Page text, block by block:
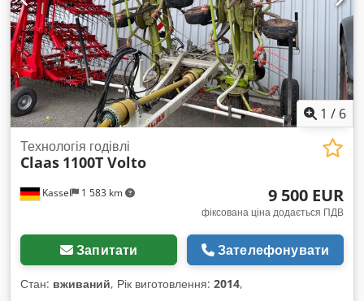
1 / 6
Kassel 1 583 km
Технологія годівлі
Claas 1100T Volto
9 500 EUR
фіксована ціна додається ПДВ
Запитати Зателефонувати
Стан: вживаний, Рік виготовлення: 2014,